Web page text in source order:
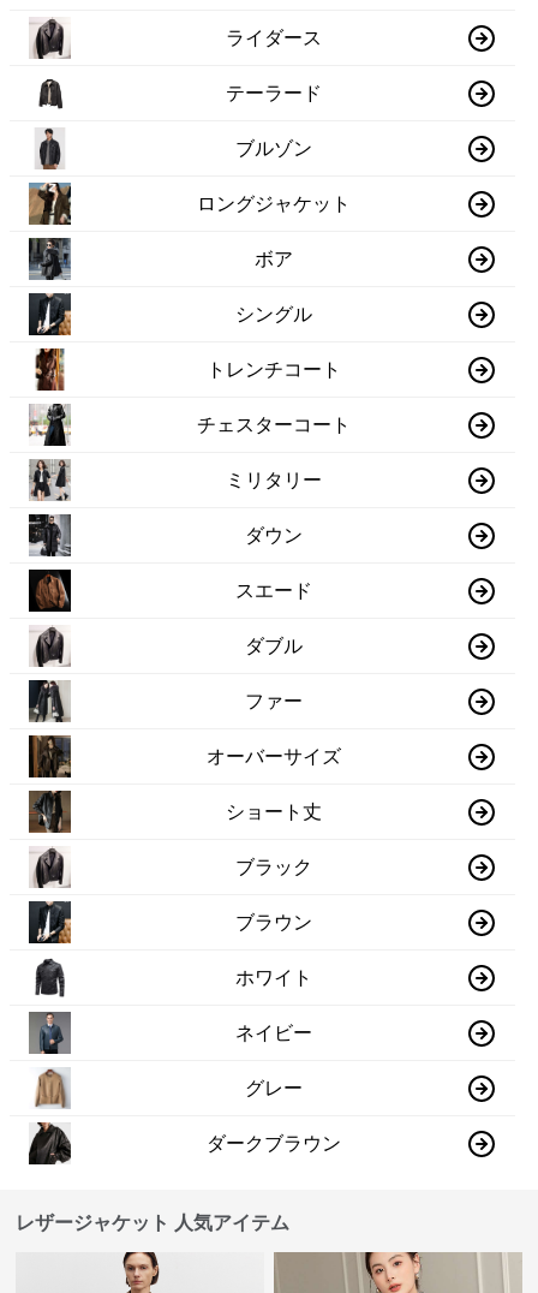
ライダース
テーラード
ブルゾン
ロングジャケット
ボア
シングル
トレンチコート
チェスターコート
ミリタリー
ダウン
スエード
ダブル
ファー
オーバーサイズ
ショート丈
ブラック
ブラウン
ホワイト
ネイビー
グレー
ダークブラウン
レザージャケット 人気アイテム